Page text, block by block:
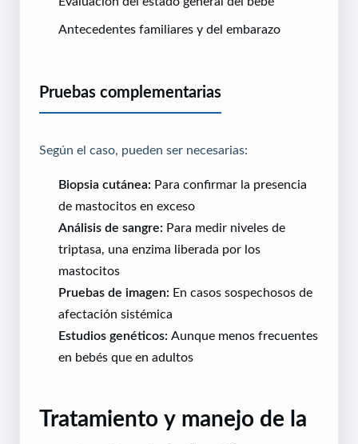
Antecedentes familiares y del embarazo
Pruebas complementarias
Según el caso, pueden ser necesarias:
Biopsia cutánea: Para confirmar la presencia
de mastocitos en exceso
Análisis de sangre: Para medir niveles de
triptasa, una enzima liberada por los
mastocitos
Pruebas de imagen: En casos sospechosos de
afectación sistémica
Estudios genéticos: Aunque menos frecuentes
en bebés que en adultos
Tratamiento y manejo de la